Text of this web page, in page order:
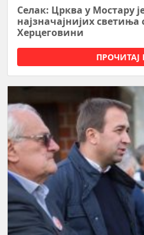
Селак: Црква у Мостару
најзначајнијих светиња
Херцеговини